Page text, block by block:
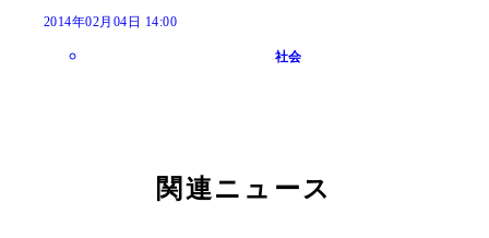
2014年02月04日 14:00
社会
関連ニュース